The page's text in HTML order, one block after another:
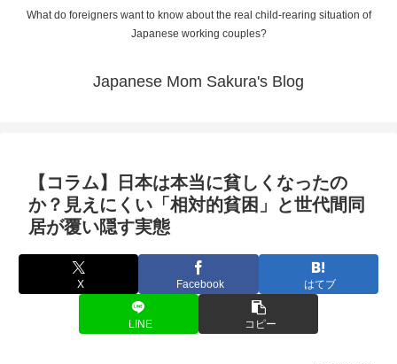
What do foreigners want to know about the real child-rearing situation of
Japanese working couples?
Japanese Mom Sakura's Blog
【コラム】日本は本当に貧しくなったの
か？見えにくい「相対的貧困」と世代間同
居が覆い隠す実態
X Facebook はてブ
LINE コピー